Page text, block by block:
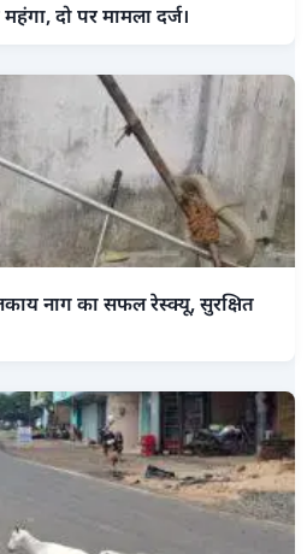
दो पर मामला दर्ज।
नाग का सफल रेस्क्यू, सुरक्षित